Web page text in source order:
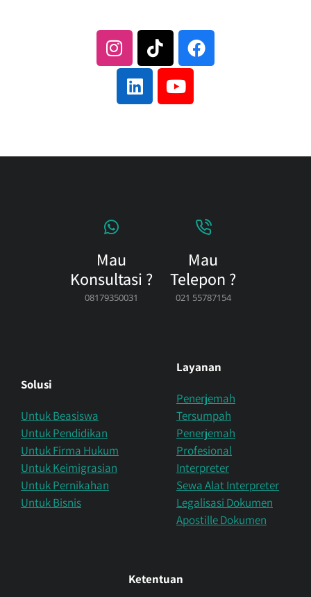
Mau
Konsultasi ?
08179350031
Mau
Telepon ?
021 55787154
Solusi
Untuk Beasiswa
Untuk Pendidikan
Untuk Firma Hukum
Untuk Keimigrasian
Untuk Pernikahan
Untuk Bisnis
Layanan
Penerjemah
Tersumpah
Penerjemah
Profesional
Interpreter
Sewa Alat Interpreter
Legalisasi Dokumen
Apostille Dokumen
Ketentuan